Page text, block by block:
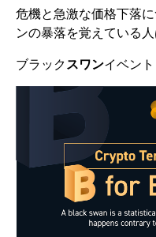
危機と急激な価格下落
ンの暴落を覚えている
ブラックスワンイベン